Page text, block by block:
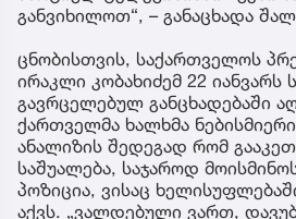
განვიხილოთ“, – განაცხადა
ცნობისთვის, საქართველოს
ირაკლი კობახიძემ 22
გავრცელებულ განცხადებაში
ქართველმა ხალხმა
ანალიზის შედეგად რომ
საშუალება, საჯაროდ
პოზიცია, ვისაც
აქვს. „ვალდებული ვართ,